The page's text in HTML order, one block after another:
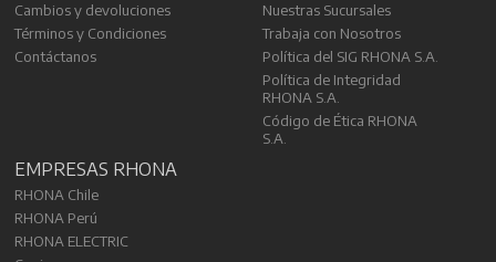
Cambios y devoluciones
Términos y Condiciones
Contáctanos
Nuestras Sucursales
Trabaja con Nosotros
Política del SIG RHONA S.A.
Política de Integridad
RHONA S.A.
Código de Ética RHONA
S.A.
EMPRESAS RHONA
RHONA Chile
RHONA Perú
RHONA ELECTRIC